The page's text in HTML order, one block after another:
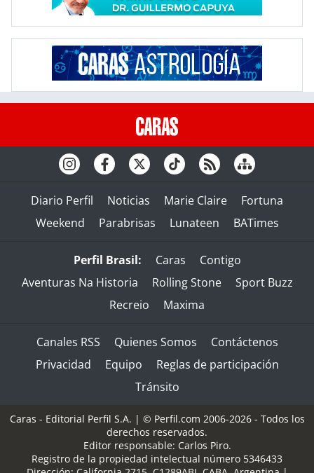
Diario Perfil Noticias Marie Claire
Fortuna
Weekend
Parabrisas Lunateen BATimes
Perfil Brasil: Caras
Contigo
Aventuras Na Historia
Rolling Stone
Sport Buzz
Recreio
Maxima
Canales RSS Quienes Somos
Contáctenos
Privacidad
Equipo
Reglas de participación
Tránsito
Caras - Editorial Perfil S.A. | © Perfil.com 2006-2026 - Todos los
derechos reservados.
Editor responsable: Carlos Piro.
Registro de la propiedad intelectual número 5346433